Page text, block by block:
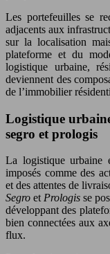
Les portefeuilles se
adjacents aux
sur la localisation
plateforme et du
logistique urbaine,
deviennent des
de l’immobilier
Logistique
segro et prologis
La logistique urbaine
imposés comme des
et des attentes de
Segro et Prologis se
développant des
bien connectées aux
flux.